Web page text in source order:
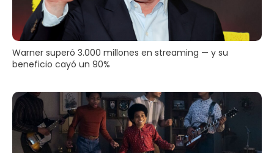
Warner superó 3.000 millones en streaming — y su
beneficio cayó un 90%